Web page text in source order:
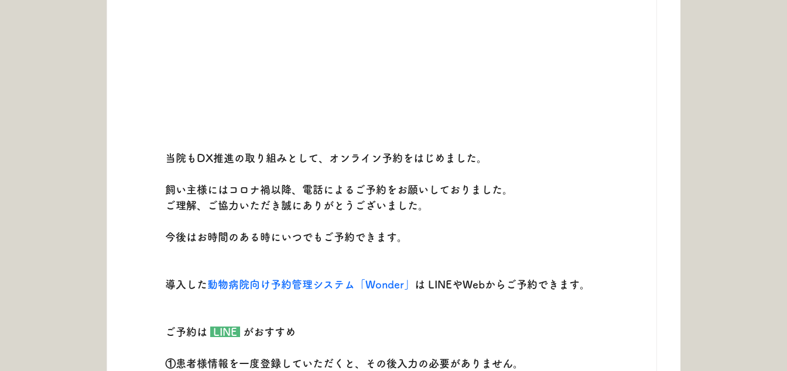
当院もDX推進の取り組みとして、オンライン予約をはじめました。
飼い主様にはコロナ禍以降、電話によるご予約をお願いしておりました。
ご理解、ご協力いただき誠にありがとうございました。
今後はお時間のある時にいつでもご予約できます。
導入した動物病院向け予約管理システム「Wonder」 は LINEやWebからご予約できます。
ご予約は LINE がおすすめ
①患者様情報を一度登録していただくと、その後入力の必要がありません。